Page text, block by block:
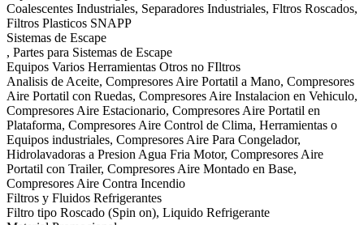
Coalescentes Industriales, Separadores Industriales, Fltros Roscados,
Filtros Plasticos SNAPP
Sistemas de Escape
, Partes para Sistemas de Escape
Equipos Varios Herramientas Otros no FIltros
Analisis de Aceite, Compresores Aire Portatil a Mano, Compresores
Aire Portatil con Ruedas, Compresores Aire Instalacion en Vehiculo,
Compresores Aire Estacionario, Compresores Aire Portatil en
Plataforma, Compresores Aire Control de Clima, Herramientas o
Equipos industriales, Compresores Aire Para Congelador,
Hidrolavadoras a Presion Agua Fria Motor, Compresores Aire
Portatil con Trailer, Compresores Aire Montado en Base,
Compresores Aire Contra Incendio
Filtros y Fluidos Refrigerantes
Filtro tipo Roscado (Spin on), Liquido Refrigerante